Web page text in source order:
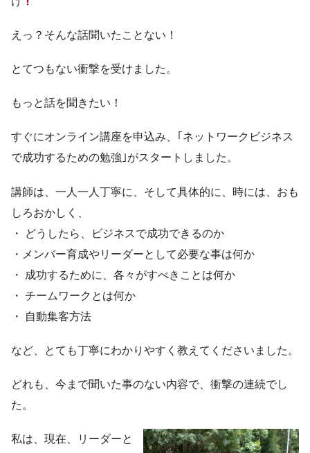
えっ？そんな話聞いたことない！
とてつもない衝撃を受けました。
もっと話を聞きたい！
すぐにオンライン講座を申込み、｢ネットワークビジネス
で成功するための勉強｣がスタートしました。
講師は、一人一人丁寧に、そして具体的に、時には、おも
しろおかしく、
・ どうしたら、ビジネスで成功できるのか
・メンバー育成やリーダーとして必要な事は何か
・ 成功するために、各々がすべきことは何か
・ チームワークとは何か
・ 自動集客方法
など、とても丁寧にわかりやすく教えてくださいました。
どれも、今まで聞いた事のない内容で、衝撃の連続でし
た。
私は、現在、リーダーと